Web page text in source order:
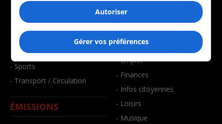
- Éducation
- Environnement
- Faits divers
- Santé et bien-être
- Sports
- Transport / Circulation
ÉMISSIONS
- Affaires
- Art de vivre
- Bien-être
- Emploi
- Finances
- Infos citoyennes
- Loisirs
- Musique
Autoriser
Gérer vos préférences